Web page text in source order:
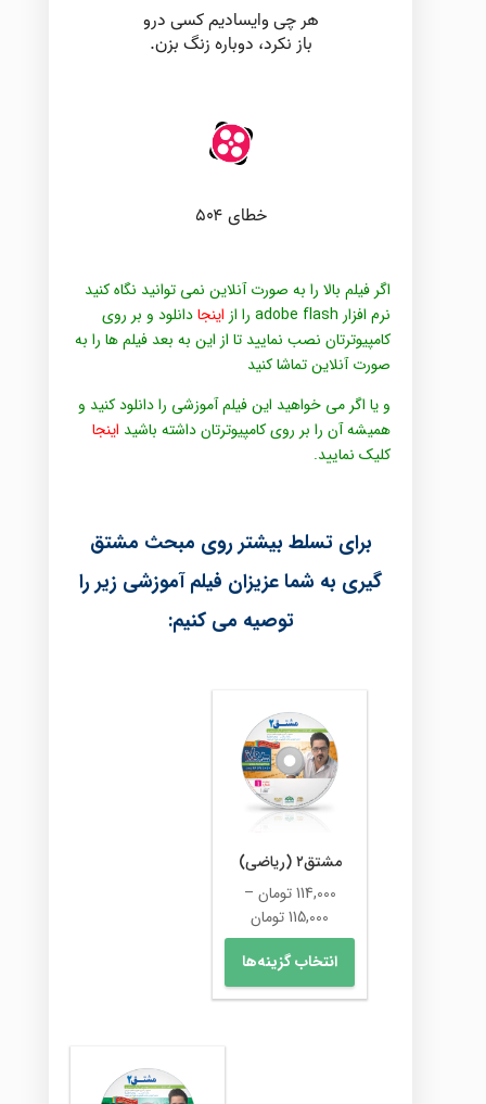
اگر فیلم بالا را به صورت آنلاین نمی توانید نگاه کنید
نرم افزار adobe flash را از
اینجادانلود و بر روی
کامپیوترتان نصب نمایید تا از این به بعد فیلم ها را به
صورت آنلاین تماشا کنید
و یا اگر می خواهید این فیلم آموزشی را دانلود کنید و
همیشه آن را بر روی کامپیوترتان داشته باشید اینجا
کلیک نمایید.
برای تسلط بیشتر روی مبحث مشتق
گیری به شما عزیزان فیلم آموزشی زیر را
توصیه می کنیم:
مشتق۲ (ریاضی)
114,000تومان –
115,000تومانمحدوده
قیمت:
تا
انتخاب گزینه‌ها
دارای
مختلفی